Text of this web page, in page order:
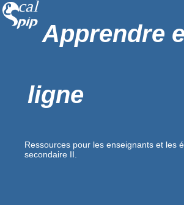
Apprendre
ligne
Ressources pour les enseignants et les
secondaire II.